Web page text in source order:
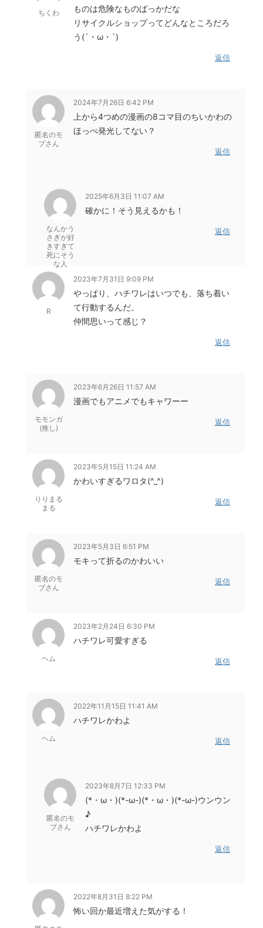
ちくわ
ものは危険なものばっかだな
リサイクルショップってどんなところだろ
う(´・ω・`)
返信
匿名のモ
ブさん
2024年7月26日 6:42 PM
上から4つめの漫画の8コマ目のちいかわの
ほっぺ発光してない？
返信
なんかう
さぎが好
きすぎて
死にそう
な人
2025年6月3日 11:07 AM
確かに！そう見えるかも！
返信
R
2023年7月31日 9:09 PM
やっぱり、ハチワレはいつでも、落ち着い
て行動するんだ。
仲間思いって感じ？
返信
モモンガ
(推し)
2023年6月26日 11:57 AM
漫画でもアニメでもキャワーー
返信
りりまる
まる
2023年5月15日 11:24 AM
かわいすぎるワロタ(^_^)
返信
匿名のモ
ブさん
2023年5月3日 6:51 PM
モキって折るのかわいい
返信
ヘム
2023年2月24日 6:30 PM
ハチワレ可愛すぎる
返信
ヘム
2022年11月15日 11:41 AM
ハチワレかわよ
返信
匿名のモ
ブさん
2023年8月7日 12:33 PM
(*・ω・)(*-ω-)(*・ω・)(*-ω-)ウンウン
♪
ハチワレかわよ
返信
2022年8月31日 8:22 PM
怖い回か最近増えた気がする！